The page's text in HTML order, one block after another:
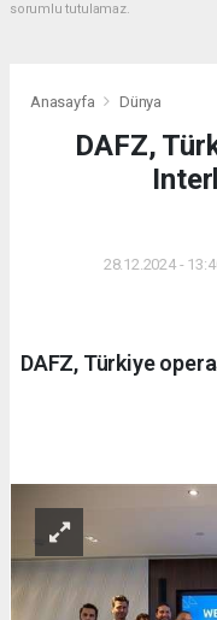
sorumlu tutulamaz.
Anasayfa Dünya
DAFZ,
28.12.2024 -
DAFZ, Türkiye